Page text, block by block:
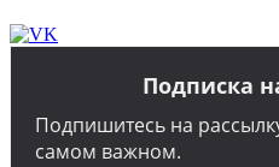
Подписка
Подпишитесь на
самом важном.